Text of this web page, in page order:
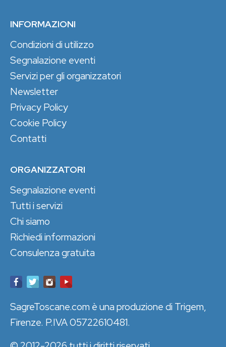
INFORMAZIONI
Condizioni di utilizzo
Segnalazione eventi
Servizi per gli organizzatori
Newsletter
Privacy Policy
Cookie Policy
Contatti
ORGANIZZATORI
Segnalazione eventi
Tutti i servizi
Chi siamo
Richiedi informazioni
Consulenza gratuita
SagreToscane.com è una produzione di Trigem,
Firenze. P.IVA 05722610481.